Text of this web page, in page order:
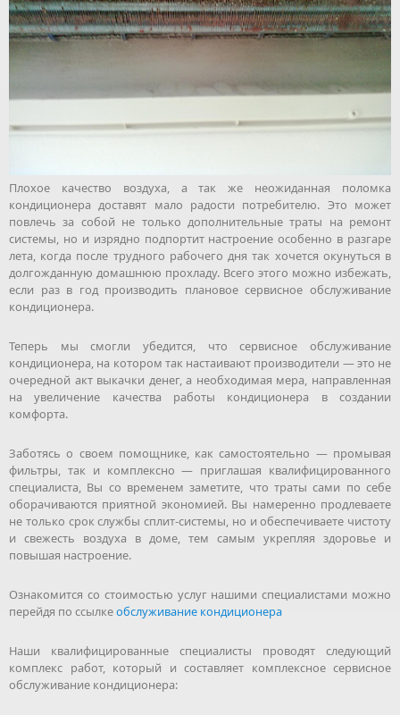
Плохое качество воздуха, а так же неожиданная поломка
кондиционера доставят мало радости потребителю. Это может
повлечь за собой не только дополнительные траты на ремонт
системы, но и изрядно подпортит настроение особенно в разгаре
лета, когда после трудного рабочего дня так хочется окунуться в
долгожданную домашнюю прохладу. Всего этого можно избежать,
если раз в год производить плановое сервисное обслуживание
кондиционера.
Теперь мы смогли убедится, что сервисное обслуживание
кондиционера, на котором так настаивают производители — это не
очередной акт выкачки денег, а необходимая мера, направленная
на увеличение качества работы кондиционера в создании
комфорта.
Заботясь о своем помощнике, как самостоятельно — промывая
фильтры, так и комплексно — приглашая квалифицированного
специалиста, Вы со временем заметите, что траты сами по себе
оборачиваются приятной экономией. Вы намеренно продлеваете
не только срок службы сплит-системы, но и обеспечиваете чистоту
и свежесть воздуха в доме, тем самым укрепляя здоровье и
повышая настроение.
Ознакомится со стоимостью услуг нашими специалистами можно
перейдя по ссылкеобслуживание кондиционера
Наши квалифицированные специалисты проводят следующий
комплекс работ, который и составляет комплексное сервисное
обслуживание кондиционера: